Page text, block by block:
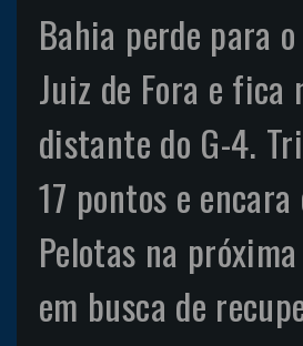
Bahia perde para
Juiz de Fora e fica
distante do G-4.
17 pontos e
Pelotas na
em busca de